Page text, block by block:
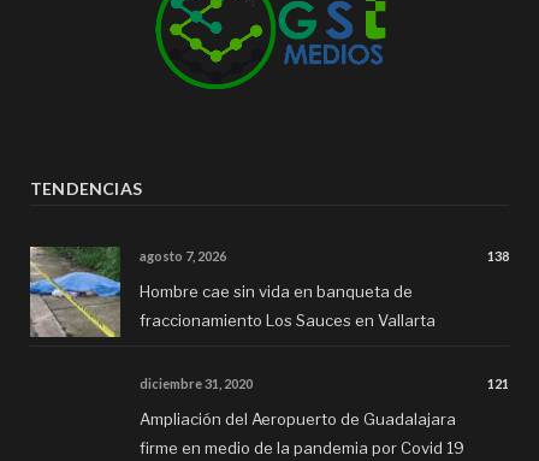
TENDENCIAS
agosto 7, 2026 138
Hombre cae sin vida en banqueta de
fraccionamiento Los Sauces en Vallarta
diciembre 31, 2020 121
Ampliación del Aeropuerto de Guadalajara
firme en medio de la pandemia por Covid 19